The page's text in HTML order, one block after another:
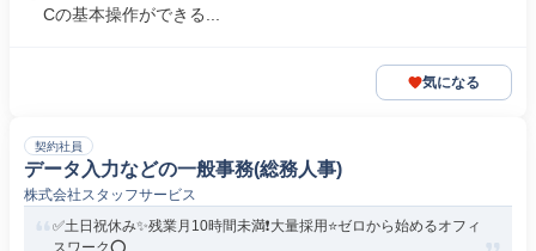
Cの基本操作ができる...
気になる
契約社員
データ入力などの一般事務(総務人事)
株式会社スタッフサービス
✅土日祝休み✨残業月10時間未満❗️大量採用⭐ゼロから始めるオフィ
スワーク⭕️